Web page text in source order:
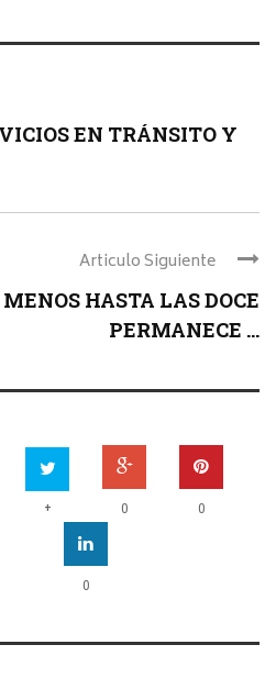
EN TRÁNSITO Y
Articulo Siguiente
MENOS HASTA LAS DOCE
PERMANECE ...
+ 0 0
0